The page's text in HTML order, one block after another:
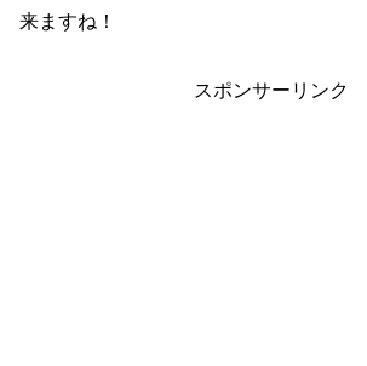
来ますね！
スポンサーリンク